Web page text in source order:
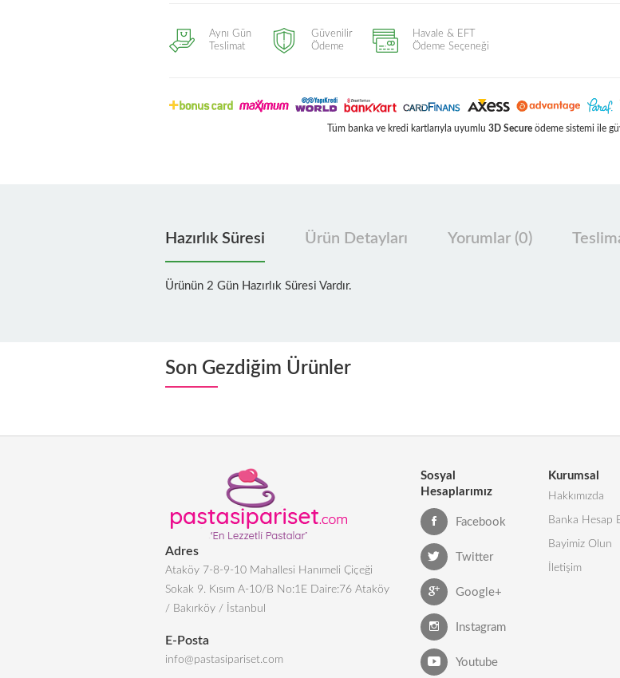
Aynı Gün
Teslimat
Güvenilir
Ödeme
Havale & EFT
Ödeme Seçeneği
Tüm banka ve kredi kartlarıyla uyumlu 3D Secureödeme sistemi ile
Hazırlık Süresi Ürün Detayları Yorumlar (0)
Ürünün 2 Gün Hazırlık Süresi Vardır.
Son Gezdiğim Ürünler
Adres
Ataköy 7-8-9-10 Mahallesi Hanımeli Çiçeği
Sokak 9. Kısım A-10/B No:1E Daire:76 Ataköy
/ Bakırköy / İstanbul
E-Posta
info@pastasipariset.com
Sosyal
Hesaplarımız
Facebook
Twitter
Google+
Instagram
Youtube
Kurumsal
Hakkımızda
Banka Hesap
Bayimiz Olun
İletişim